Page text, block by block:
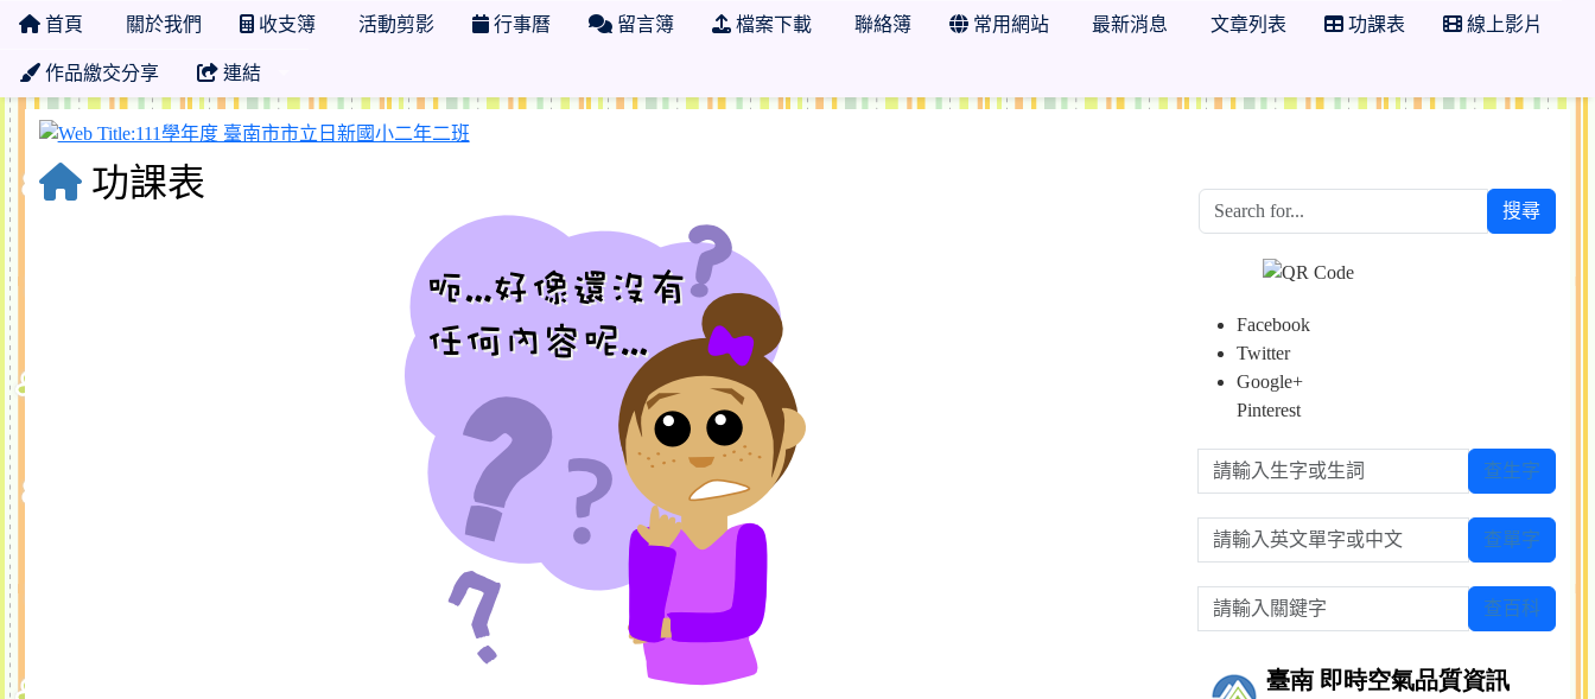
首頁 關於我們 收支簿 活動剪影 行事曆 留言簿 檔案下載 聯絡簿 常用網站 最新消息 文章列表 功課表 線上影片
作品繳交分享 連結
111學年度 臺南市市立日新國小二年二班
功課表
搜尋
Facebook
Twitter
Google+
Pinterest
請輸入生字或生詞 查生字
請輸入英文單字或中文 查單字
請輸入關鍵字 查百科